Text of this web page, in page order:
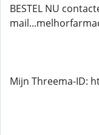
BESTEL NU
Mijn Threema-ID: